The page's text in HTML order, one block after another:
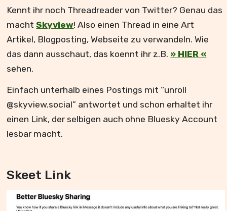
Kennt ihr noch Threadreader von Twitter? Genau das
machtSkyview! Also einen Thread in eine Art
Artikel, Blogposting, Webseite zu verwandeln. Wie
das dann ausschaut, das koennt ihr z.B. » HIER «
sehen.
Einfach unterhalb eines Postings mit “unroll
@skyview.social” antwortet und schon erhaltet ihr
einen Link, der selbigen auch ohne Bluesky Account
lesbar macht.
Skeet Link